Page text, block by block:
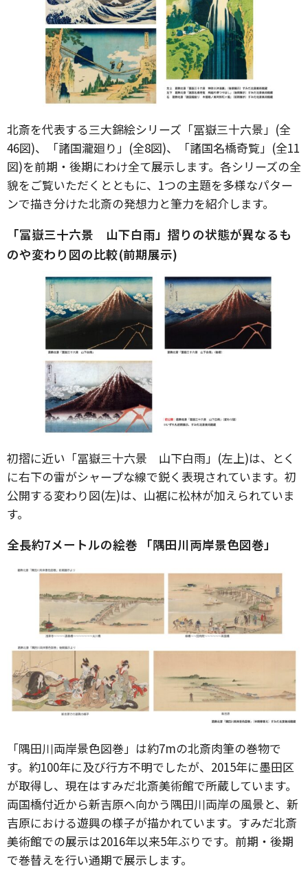
北斎を代表する三大錦絵シリーズ「冨嶽三十六景」(全
46図)、「諸国瀧廻り」(全8図)、「諸国名橋奇覧」(全11
図)を前期・後期にわけ全て展示します。各シリーズの全
貌をご覧いただくとともに、1つの主題を多様なパター
ンで描き分けた北斎の発想力と筆力を紹介します。
「冨嶽三十六景 山下白雨」摺りの状態が異なるも
のや変わり図の比較(前期展示)
初摺に近い「冨嶽三十六景 山下白雨」(左上)は、とく
に右下の雷がシャープな線で鋭く表現されています。初
公開する変わり図(左)は、山裾に松林が加えられていま
す。
全長約7メートルの絵巻 「隅田川両岸景色図巻」
「隅田川両岸景色図巻」は約7mの北斎肉筆の巻物で
す。約100年に及び行方不明でしたが、2015年に墨田区
が取得し、現在はすみだ北斎美術館で所蔵しています。
両国橋付近から新吉原へ向かう隅田川両岸の風景と、新
吉原における遊興の様子が描かれています。すみだ北斎
美術館での展示は2016年以来5年ぶりです。前期・後期
で巻替えを行い通期で展示します。